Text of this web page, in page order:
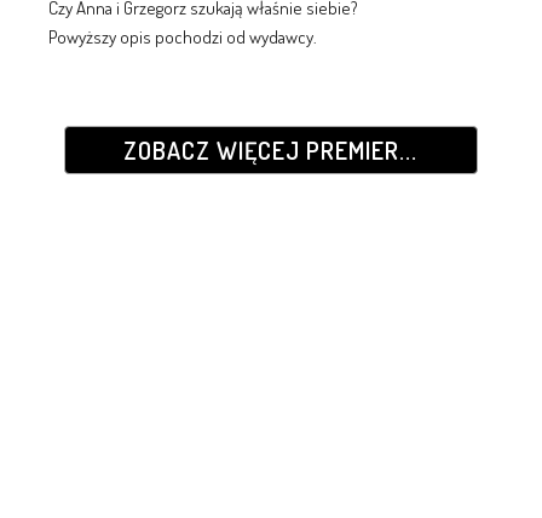
Czy Anna i Grzegorz szukają właśnie siebie?
Powyższy opis pochodzi od wydawcy.
ZOBACZ WIĘCEJ PREMIER...